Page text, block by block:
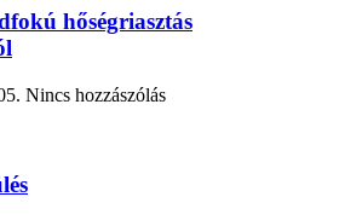
hőségriasztás
Nincs hozzászólás